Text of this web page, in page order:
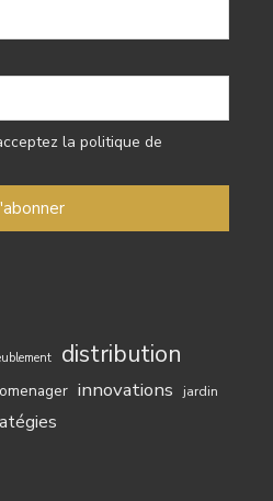
la politique de
distribution
innovations jardin